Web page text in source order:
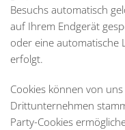
Besuchs automatisch
auf Ihrem Endgerät
oder eine automatische
erfolgt.
Cookies können von
Drittunternehmen
Party-Cookies